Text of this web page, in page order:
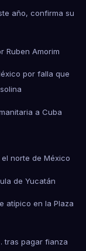
año, confirma su
Ruben Amorim
por falla que
a Cuba
norte de México
de Yucatán
atípico en la Plaza
tras pagar fianza